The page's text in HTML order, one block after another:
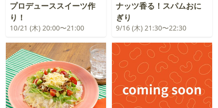
プロデューススイーツ作
り！
10/21 (木) 20:00〜21:00
ナッツ香る！スパムおに
ぎり
9/16 (木) 21:30〜22:30